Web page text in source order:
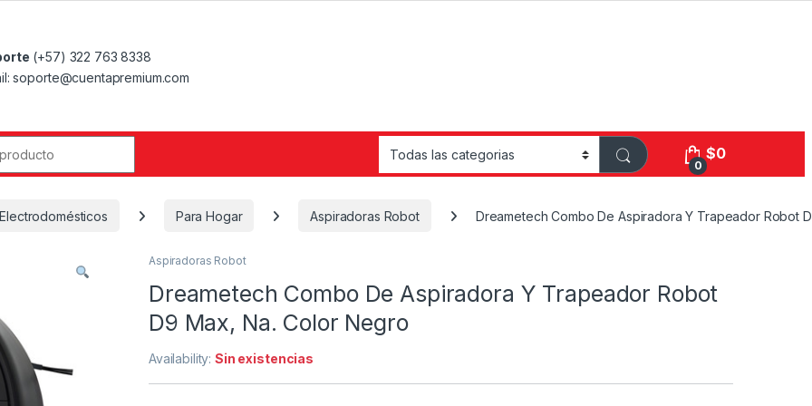
(+57) 322 763 8338
soporte@cuentapremium.com
0
$0
Para Hogar Aspiradoras Robot Dreametech Combo De Aspiradora Y Trapeador Robot
Aspiradoras Robot
Dreametech Combo De Aspiradora Y Trapeador Robot
D9 Max, Na. Color Negro
Availability:Sin existencias